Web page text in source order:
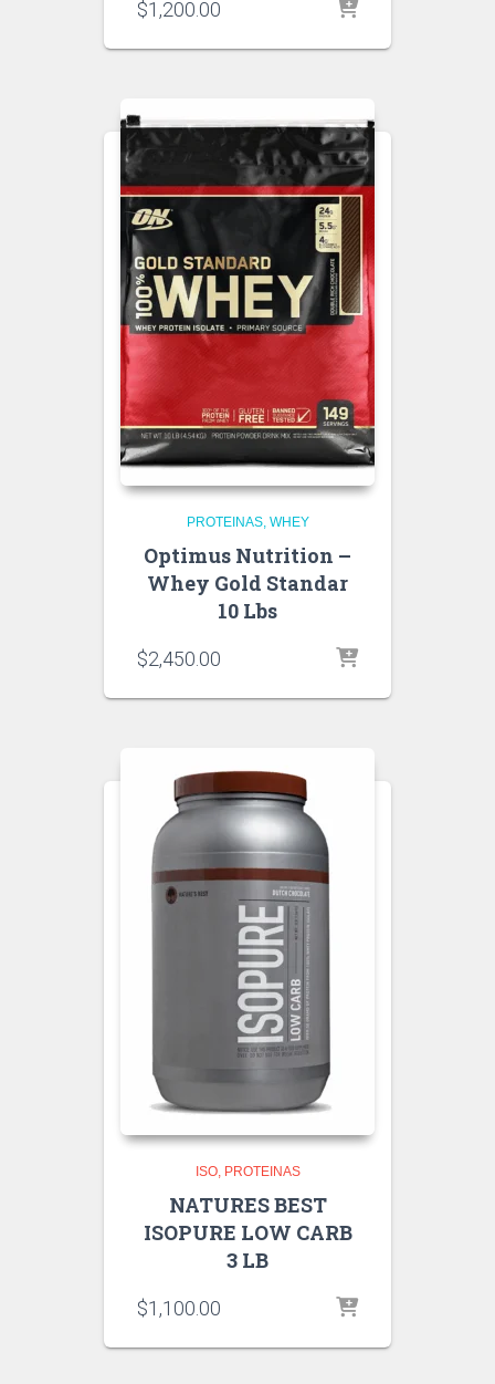
$1,200.00
PROTEINAS WHEY
Optimus Nutrition –
Whey Gold Standar
10 Lbs
$2,450.00
ISO PROTEINAS
NATURES BEST
ISOPURE LOW CARB
3 LB
$1,100.00